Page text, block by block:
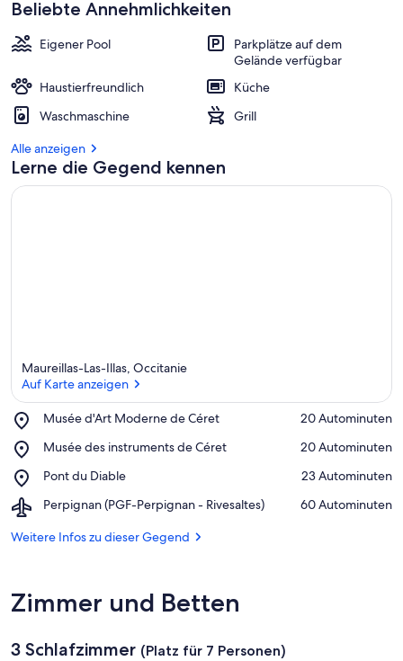
Beliebte Annehmlichkeiten
Eigener Pool
Parkplätze auf dem
Gelände verfügbar
Haustierfreundlich
Küche
Waschmaschine
Grill
Alle anzeigen
Lerne die Gegend kennen
Maureillas-Las-Illas, Occitanie
Auf Karte anzeigen
Musée d'Art Moderne de Céret
Place,
d'Art
de
Céret
‪20 Autominuten‬
Musée des instruments de Céret
Place,
des
de
‪20 Autominuten‬
Pont du Diable
Place,
du
‪23 Autominuten‬
Perpignan (PGF-Perpignan - Rivesaltes)
Airport,
(PGF-
‪60 Autominuten‬
Weitere Infos zu dieser Gegend
Zimmer und Betten
3 Schlafzimmer (Platz für 7 Personen)